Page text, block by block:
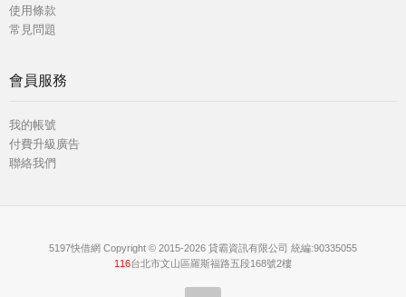
使用條款
常見問題
會員服務
我的帳號
付費升級廣告
聯絡我們
5197快借網 Copyright © 2015-2026 貸霸資訊有限公司 統編:90335055
116台北市文山區羅斯福路五段168號2樓